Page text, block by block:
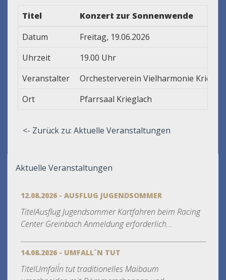
Titel
Konzert zur Sonnenwende
Datum
Freitag, 19.06.2026
Uhrzeit
19.00 Uhr
Veranstalter
Orchesterverein Vielharmonie
Ort
Pfarrsaal Krieglach
<- Zurück zu: Aktuelle Veranstaltungen
Aktuelle Veranstaltungen
12.08.2026 - AUSFLUG JUGENDSOMMER
TitelAusflug Jugendsommer Kartfahren beim Racing
Center Greinbach Anmeldung erforderlich...
14.08.2026 - UMFALL´N TUT
TitelUmfall´n tut traditionelles Maibaum